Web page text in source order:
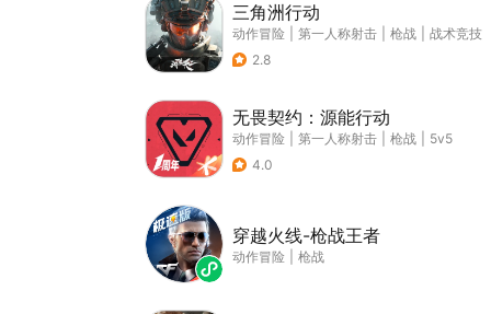
三角洲行动
动作冒险 第一人称射击 枪战
战术竞技
2.8
无畏契约：源能行动
动作冒险 第一人称射击 枪战
5v5
4.0
穿越火线-枪战王者
动作冒险 枪战